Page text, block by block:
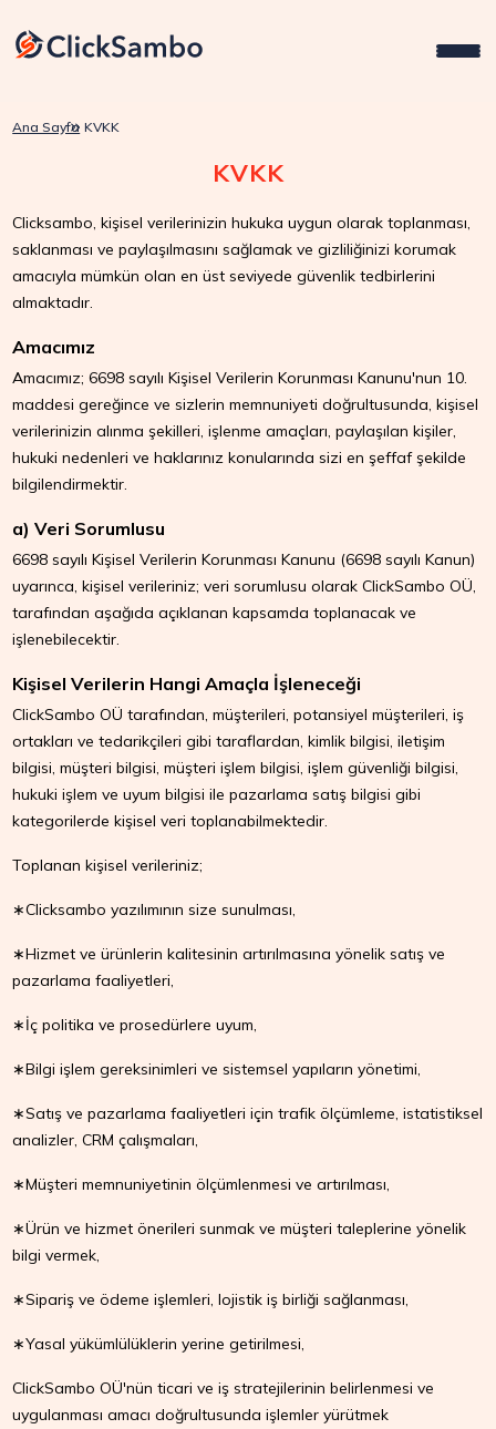
Ana Sayfa KVKK
KVKK
Clicksambo, kişisel verilerinizin hukuka uygun olarak toplanması,
saklanması ve paylaşılmasını sağlamak ve gizliliğinizi korumak
amacıyla mümkün olan en üst seviyede güvenlik tedbirlerini
almaktadır.
Amacımız
Amacımız; 6698 sayılı Kişisel Verilerin Korunması Kanunu'nun 10.
maddesi gereğince ve sizlerin memnuniyeti doğrultusunda, kişisel
verilerinizin alınma şekilleri, işlenme amaçları, paylaşılan kişiler,
hukuki nedenleri ve haklarınız konularında sizi en şeffaf şekilde
bilgilendirmektir.
a) Veri Sorumlusu
6698 sayılı Kişisel Verilerin Korunması Kanunu (6698 sayılı Kanun)
uyarınca, kişisel verileriniz; veri sorumlusu olarak ClickSambo OÜ,
tarafından aşağıda açıklanan kapsamda toplanacak ve
işlenebilecektir.
Kişisel Verilerin Hangi Amaçla İşleneceği
ClickSambo OÜ tarafından, müşterileri, potansiyel müşterileri, iş
ortakları ve tedarikçileri gibi taraflardan, kimlik bilgisi, iletişim
bilgisi, müşteri bilgisi, müşteri işlem bilgisi, işlem güvenliği bilgisi,
hukuki işlem ve uyum bilgisi ile pazarlama satış bilgisi gibi
kategorilerde kişisel veri toplanabilmektedir.
Toplanan kişisel verileriniz;
∗Clicksambo yazılımının size sunulması,
∗Hizmet ve ürünlerin kalitesinin artırılmasına yönelik satış ve
pazarlama faaliyetleri,
∗İç politika ve prosedürlere uyum,
∗Bilgi işlem gereksinimleri ve sistemsel yapıların yönetimi,
∗Satış ve pazarlama faaliyetleri için trafik ölçümleme, istatistiksel
analizler, CRM çalışmaları,
∗Müşteri memnuniyetinin ölçümlenmesi ve artırılması,
∗Ürün ve hizmet önerileri sunmak ve müşteri taleplerine yönelik
bilgi vermek,
∗Sipariş ve ödeme işlemleri, lojistik iş birliği sağlanması,
∗Yasal yükümlülüklerin yerine getirilmesi,
ClickSambo OÜ'nün ticari ve iş stratejilerinin belirlenmesi ve
uygulanması amacı doğrultusunda işlemler yürütmek